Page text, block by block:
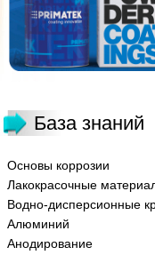
База знаний
Основы коррозии
Лакокрасочные
Водно-дисперсионные
Алюминий
Анодирование